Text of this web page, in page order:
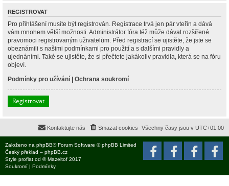
REGISTROVAT
Pro přihlášení musíte být registrován. Registrace trvá jen pár vteřin a dává
vám mnohem větší možnosti. Administrátor fóra též může dávat rozšířené
pravomoci registrovaným uživatelům. Před registrací se ujistěte, že jste se
obeznámili s našimi podmínkami pro použití a s dalšími pravidly a
ujednáními. Také se ujistěte, že si přečtete jakákoliv pravidla, která se na fóru
objeví.
Podmínky pro užívání | Ochrana soukromí
Registrovat
Všechny časy jsou v UTC+01:00
Smazat cookies
Kontaktujte nás
Založeno na phpBB® Forum Software © phpBB Limited
Český překlad – phpBB.cz
Style proflat od ©Mazeltof 2017
Soukromí | Podmínky